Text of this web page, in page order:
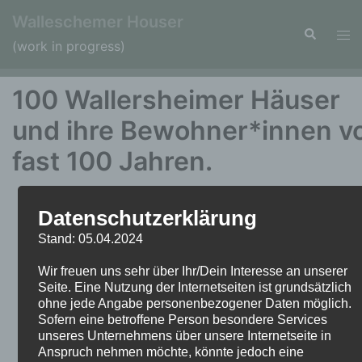
springen
(work in progress)
Suche
100 Wallersheimer Häuser
und ihre Bewohner*innen
fast 100 Jahren.
"Mein* Heimatort während meiner Jugendzeit
Datenschutzerklärung
Stand: 05.04.2024
Wir freuen uns sehr über Ihr/Dein Interesse an unserer
Seite. Eine Nutzung der Internetseiten ist grundsätzlich
ohne jede Angabe personenbezogener Daten möglich.
Sofern eine betroffene Person besondere Services
unseres Unternehmens über unsere Internetseite in
Anspruch nehmen möchte, könnte jedoch eine